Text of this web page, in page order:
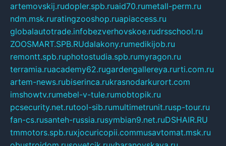
artemovskij.rudopler.spb.ruaid70.rumetall-perm.ru
ndm.msk.ruratingzooshop.ruapiaccess.ru
globalautotrade.infobezverhovskoe.rudrsschool.ru
ZOOSMART.SPB.RUdalakony.rumedikijob.ru
remontt.spb.ruphotostudia.spb.rumyragon.ru
terramia.ruacademy62.rugardengallereya.rurti.com.ru
artem-news.rubiserinca.rukrasnodarkurort.com
imshowtv.rumebel-v-tule.rumobtopik.ru
pcsecurity.net.rutool-sib.rumultimetrunit.rusp-tour.ru
fan-cs.rusanteh-russia.rusymbian9.net.ruDSHAIR.RU
tmmotors.spb.ruxjocuricopii.commusavtomat.msk.ru